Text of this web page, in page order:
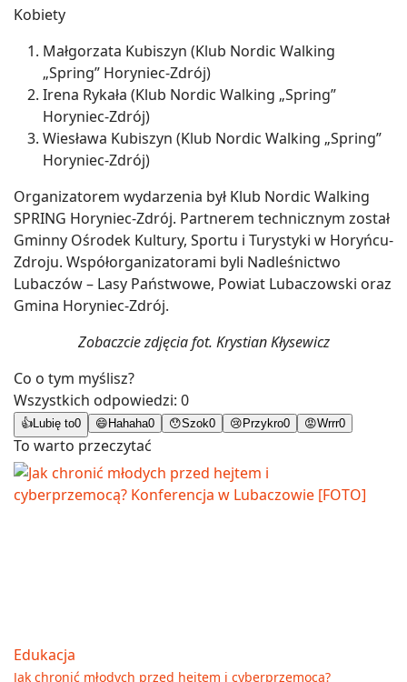
Kobiety
Małgorzata Kubiszyn (Klub Nordic Walking
„Spring” Horyniec-Zdrój)
Irena Rykała (Klub Nordic Walking „Spring”
Horyniec-Zdrój)
Wiesława Kubiszyn (Klub Nordic Walking „Spring”
Horyniec-Zdrój)
Organizatorem wydarzenia był Klub Nordic Walking
SPRING Horyniec-Zdrój. Partnerem technicznym został
Gminny Ośrodek Kultury, Sportu i Turystyki w Horyńcu-
Zdroju. Współorganizatorami byli Nadleśnictwo
Lubaczów – Lasy Państwowe, Powiat Lubaczowski oraz
Gmina Horyniec-Zdrój.
Zobaczcie zdjęcia fot. Krystian Kłysewicz
Co o tym myślisz?
Wszystkich odpowiedzi: 0
👍 Lubię to0 😄 Hahaha0 😯Szok0 😢 Przykro0 😡Wrrr0
To warto przeczytać
Edukacja
Jak chronić młodych przed hejtem i cyberprzemocą?